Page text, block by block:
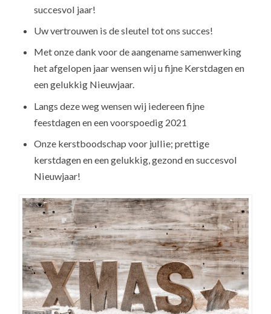
succesvol jaar!
Uw vertrouwen is de sleutel tot ons succes!
Met onze dank voor de aangename samenwerking
het afgelopen jaar wensen wij u fijne Kerstdagen en
een gelukkig Nieuwjaar.
Langs deze weg wensen wij iedereen fijne
feestdagen en een voorspoedig 2021
Onze kerstboodschap voor jullie; prettige
kerstdagen en een gelukkig, gezond en succesvol
Nieuwjaar!